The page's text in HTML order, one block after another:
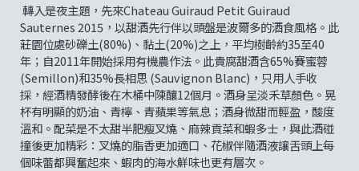
轉入是夜主題，先來Chateau Guiraud Petit Guiraud
Sauternes 2015，以甜酒先行伴以頭盤是波爾多的酒食風格。此
莊園位處砂礫土(80%)、黏土(20%)之上，平均樹齡約35至40
年；自2011年開始採用有機農作法。此貴腐甜酒含65%賽蜜蓉
(Semillon)和35%長相思 (Sauvignon Blanc)，只用人手收
採，經酒精發酵後在木桶中陳釀12個月。酒身呈淡禾草顏色。晃
杯有明顯的奶油、青檸、青蘋果等氣息；酒身微甜而輕盈，酸度
溫和。配菜是不太甜半肥瘦叉燒、麻辣貢菜和蝦多士，與此酒碰
撞後更加精彩：叉燒的脂香更加適口、花椒伴隨酒液讓舌頭上每
個味蕾都興奮起來、蝦肉的海水鮮味也更有層次。